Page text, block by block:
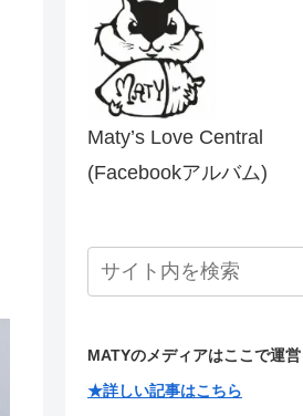
Maty’s Love Central
(Facebookアルバム)
MATYのメディアはここで運営
★詳しい記事はこちら